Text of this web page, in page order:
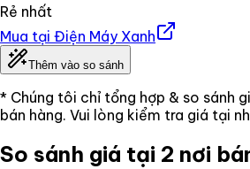
Rẻ nhất
Mua tại Điện Máy Xanh
Thêm vào so sánh
* Chúng tôi chỉ tổng hợp & so sánh
bán hàng. Vui lòng kiểm tra giá tại
So sánh giá tại 2 nơi